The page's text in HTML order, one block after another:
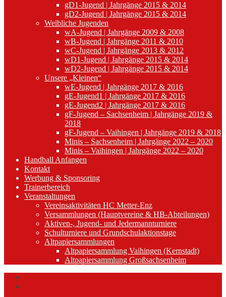
gD1-Jugend | Jahrgänge 2015 & 2014
gD2-Jugend | Jahrgänge 2015 & 2014
Weibliche Jugenden
wA-Jugend | Jahrgänge 2009 & 2008
wB-Jugend | Jahrgänge 2011 & 2010
wC-Jugend | Jahrgänge 2013 & 2012
wD1-Jugend | Jahrgänge 2015 & 2014
wD2-Jugend | Jahrgänge 2015 & 2014
Unsere „Kleinen“
wE-Jugend | Jahrgänge 2017 & 2016
gE-Jugend1 | Jahrgänge 2017 & 2016
gE-Jugend2 | Jahrgänge 2017 & 2016
gF-Jugend – Sachsenheim | Jahrgänge 2019 &
2018
gF-Jugend – Vaihingen | Jahrgänge 2019 & 2018
Minis – Sachsenheim | Jahrgänge 2022 – 2020
Minis – Vaihingen | Jahrgänge 2022 – 2020
Handball Anfangen
Kontakt
Werbung & Sponsoring
Trainerbereich
Veranstaltungen
Vereinsaktivitäten HC Metter-Enz
Versammlungen (Hauptvereine & HB-Abteilungen)
Aktiven-, Jugend- und Jedermannturniere
Schulturniere und Grundschulaktionstage
Altpapiersammlungen
Altpapiersammlung Vaihingen (Kernstadt)
Altpapiersammlung Großsachsenheim